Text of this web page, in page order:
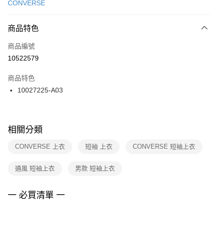
便利好安心！
３．安心：先確認商品／服務後，再付款。
【「AFTEE先享後付」結帳流程】
１．於結帳方式選擇「AFTEE先享後付」後，將跳轉至「AFTEE先享後付」
２．訂單成立數日內，您將收到繳費通知簡訊。
３．收到繳費通知簡訊後14天內，點擊此簡訊中的連結，可透過四大超商／
ATM／網路銀行／等多元方式進行付款，方視為交易完成。
※ 交易是否成功請以「AFTEE先享後付 」之結帳頁面顯示為準，若有關於
是否繳費成功／繳費後需取消欲退款等相關疑問，請聯繫「AFTEE先享後付
客戶支援中心」
https://netprotections.freshdesk.com/support/home
１．透過由恩沛科技股份有限公司提供之「AFTEE先享後付」服務完成之交
２．關於個人資料處理事宜，請瀏覽以下網址：
每筆NT$100，滿NT$1,500(含以上)免運費
宅配
每筆NT$100，滿NT$1,500(含以上)免運費
付款後門市自取
每筆NT$100，滿NT$1,500(含以上)免運費
CONVERSE
商品特色
商品編號
10522579
商品特色
10027225-A03
相關分類
CONVERSE 上衣 短袖 上衣 CONVERSE 短袖上衣
通風 短袖上衣 男款 短袖上衣
一 必買清單 一